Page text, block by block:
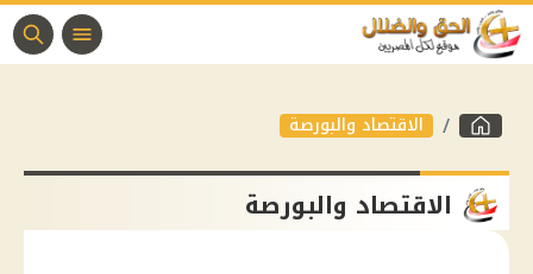
الاقتصاد والبورصة
الاقتصاد والبورصة